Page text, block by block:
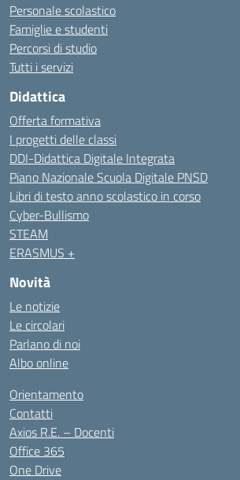
Personale scolastico
Famiglie e studenti
Percorsi di studio
Tutti i servizi
Didattica
Offerta formativa
I progetti delle classi
DDI-Didattica Digitale Integrata
Piano Nazionale Scuola Digitale PNSD
Libri di testo anno scolastico in corso
Cyber-Bullismo
STEAM
ERASMUS +
Novità
Le notizie
Le circolari
Parlano di noi
Albo online
Orientamento
Contatti
Axios R.E. – Docenti
Office 365
One Drive